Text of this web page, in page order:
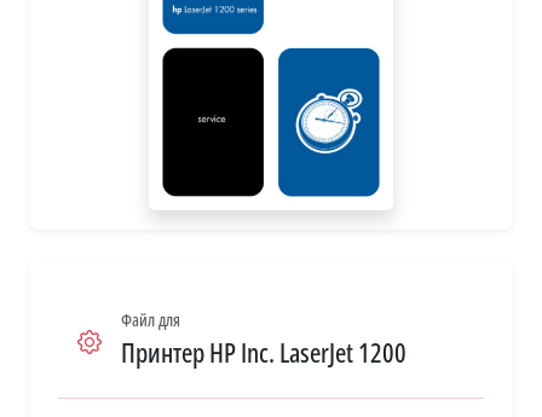
Файл для
Принтер HP Inc. LaserJet 1200